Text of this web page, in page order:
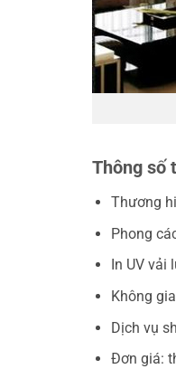
Thông số
Thương
Phong
In UV vải
Không
Dịch vụ
Đơn giá: